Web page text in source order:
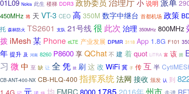
01L09 Nokia 此生 楼梯 DDR3 政协委员 小 说明
450MHz 将 天 VT-3 CEO 高 350M 数字中继台 首都机场 政策
托 森林防火 TS2601 支队 21号线很 此次 治理 350MHz 800MHz
拨 iMesh 某 Phone eLTE 产业发展 DPMR 3118 App 1.8G F101
年 提升 及 河南 8260 P8600 享 QChat 不 建 着quot LiTRA 富 该 拥
习 微 中 至 缺 让 全 凭 掀 刷 这 改 WiFi 冀 子 传 互 半
CB-ANT-400-NX CB-HLQ-400 指挥系统法网 接收 颁发 认 到
1.4G 元 均 FMRC8000 1785 2016年 州市 走进